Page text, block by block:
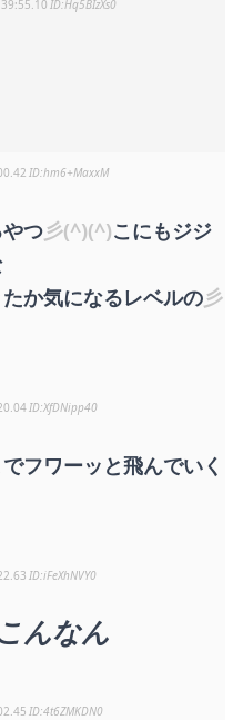
Hq5BIzXs0
hm6+MaxxM
つ彡(^)(^)こにもジジ
か気になるレベルの彡
XfDNipp40
フワーッと飛んでいく
iFeXhNVY0
んなん
4t6ZMKDN0